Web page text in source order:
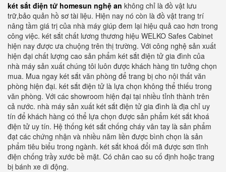
két sắt điện tử homesun nghệ an không chỉ là đồ vật lưu
trữ,bảo quản hồ sơ tài liệu. Hiện nay nó còn là đồ vật trang trí
nâng tầm giá trị của nhà máy giúp đem lại hiệu quả cao hơn trong
công việc. két sắt chất lương thương hiệu WELKO Safes Cabinet
hiện nay được ưa chuộng trên thị trường. Với công nghệ sản xuất
hiện đại chất lượng cao sản phẩm két sắt điện tử gia đình của
nhà máy sản xuất chúng tôi luôn được khách hàng tin tưởng chọn
mua. Mua ngay két sắt văn phòng để trang bị cho nội thất văn
phòng hiện đại. két sắt điện tử là lựa chọn không thể thiếu trong
văn phòng. Với các showroom hiện đại tại nhiều tỉnh thành trên
cả nước. nhà máy sản xuất két sắt điện tử gia đình là địa chỉ uy
tín để khách hàng có thể lựa chọn được sản phẩm két sắt khoá
điện tử uy tín. Hệ thống két sắt chống cháy vân tay là sản phẩm
đạt các chứng nhận và nhiều năm liền được bình chọn là sản
phẩm tiêu biểu trong ngành. két sắt khoá đổi mã được sơn tĩnh
điện chống trầy xước bề mặt. Có chân cao su cố định hoặc trang
bị bánh xe di động.